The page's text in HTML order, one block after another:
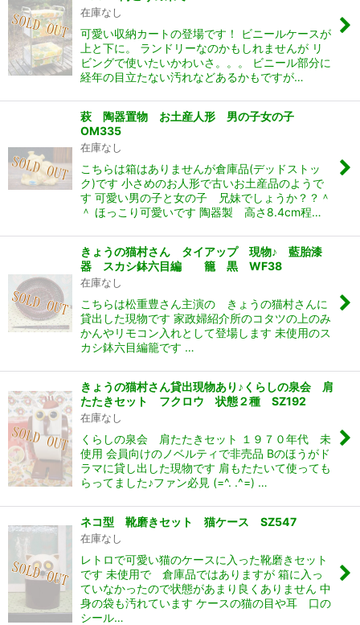
在庫なし
可愛い収納カートの登場です！ ビニールケースが
上と下に。 ランドリーなのかもしれませんが リ
ビングで使いたいかわいさ。。。 ビニール部分に
経年の目立たない汚れなどあるかもですが…
萩 陶器置物 お土産人形 男の子女の子
OM335
在庫なし
こちらは箱はありませんが倉庫品(デッドストッ
ク)です 小さめのお人形で古いお土産品のようで
す 可愛い男の子と女の子 兄妹でしょうか？？＾
＾ ほっこり可愛いです 陶器製 高さ8.4cm程…
きょうの猫村さん タイアップ 現物♪ 藍胎漆
器 スカシ鉢六目編 籠 黒 WF38
在庫なし
こちらは松重豊さん主演の きょうの猫村さんに
貸出した現物です 家政婦紹介所のコタツの上のみ
かんやリモコン入れとして登場します 未使用のス
カシ鉢六目編籠です …
きょうの猫村さん貸出現物あり♪くらしの泉会 肩
たたきセット フクロウ 状態２種 SZ192
在庫なし
くらしの泉会 肩たたきセット １９７０年代 未
使用 会員向けのノベルティで非売品 Bのほうがド
ラマに貸し出した現物です 肩もたたいて使っても
らってました♪ファン必見 (=^. .^=) …
ネコ型 靴磨きセット 猫ケース SZ547
在庫なし
レトロで可愛い猫のケースに入った靴磨きセット
です 未使用で 倉庫品ではありますが 箱に入っ
ていなかったので状態があまり良くありません 中
身の袋も汚れています ケースの猫の目や耳 口の
シール…